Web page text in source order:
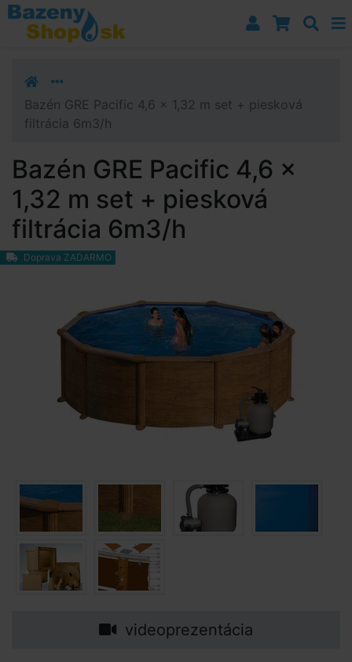
Prejsť k navigácii
Prejsť na obsah
Prejsť k bočnému stĺpci
Bazén GRE Pacific 4,6 x 1,32 m set + piesková
filtrácia 6m3/h
Bazén GRE Pacific 4,6 x
1,32 m set + piesková
filtrácia 6m3/h
Doprava ZADARMO
videoprezentácia